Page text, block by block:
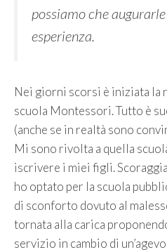
possiamo che
esperienza.
Nei giorni scorsi è iniziata la
scuola Montessori. Tutto è
(anche se in realtà sono
Mi sono rivolta a quella
iscrivere i miei figli.
ho optato per la scuola
di sconforto dovuto al
tornata alla carica
servizio in cambio di